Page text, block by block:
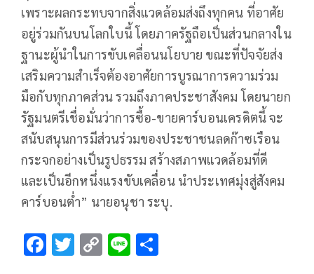
เพราะผลกระทบจากสิ่งแวดล้อมส่งถึงทุกคน ที่อาศัย
อยู่ร่วมกันบนโลกใบนี้ โดยภาครัฐถือเป็นส่วนกลางใน
ฐานะผู้นำในการขับเคลื่อนนโยบาย ขณะที่ปัจจัยส่ง
เสริมความสำเร็จต้องอาศัยการบูรณาการความร่วม
มือกับทุกภาคส่วน รวมถึงภาคประชาสังคม โดยนายก
รัฐมนตรีเชื่อมั่นว่าการซื้อ-ขายคาร์บอนเครดิตนี้ จะ
สนับสนุนการมีส่วนร่วมของประชาชนลดก๊าซเรือน
กระจกอย่างเป็นรูปธรรม สร้างสภาพแวดล้อมที่ดี
และเป็นอีกหนึ่งแรงขับเคลื่อน นำประเทศมุ่งสู่สังคม
คาร์บอนต่ำ” นายอนุชา ระบุ.
F T C Li